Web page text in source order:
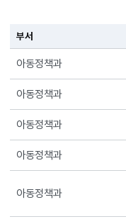
부서
아동정책과
아동정책과
아동정책과
아동정책과
아동정책과